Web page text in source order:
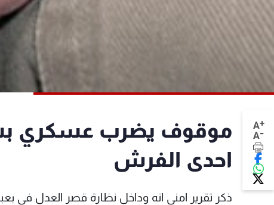
A+
A-
موقوف يضرب عسكري
احدى الفرش
ذكر تقرير امني انه وداخل نظارة قصر العدل